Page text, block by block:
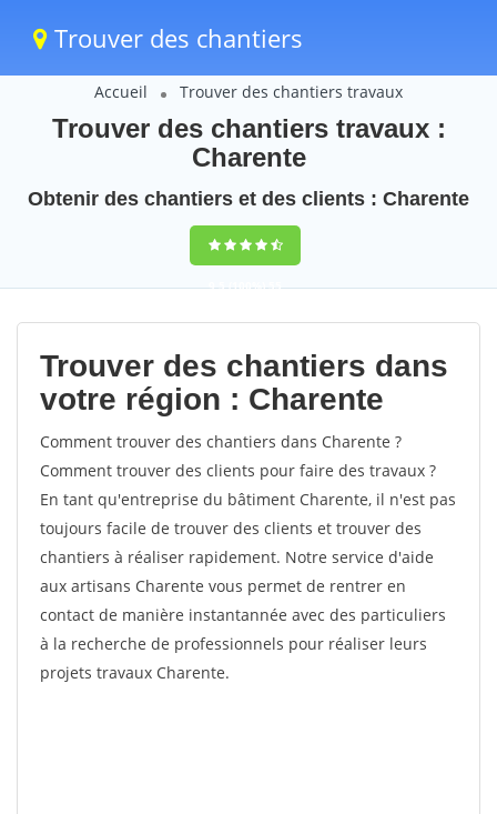
Trouver des chantiers
Accueil Trouver des chantiers travaux
Trouver des chantiers travaux :
Charente
Obtenir des chantiers et des clients : Charente
9,5(100%)55
votes
Trouver des chantiers dans
votre région : Charente
Comment trouver des chantiers dans Charente ?
Comment trouver des clients pour faire des travaux ?
En tant qu'entreprise du bâtiment Charente, il n'est pas
toujours facile de trouver des clients et trouver des
chantiers à réaliser rapidement. Notre service d'aide
aux artisans Charente vous permet de rentrer en
contact de manière instantannée avec des particuliers
à la recherche de professionnels pour réaliser leurs
projets travaux Charente.